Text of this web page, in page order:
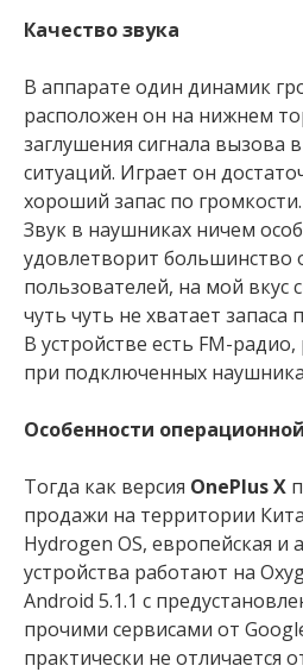
Качество звука
В аппарате один динамик
расположен он на нижнем
заглушения сигнала вызова
ситуаций. Играет он
хороший запас по громкости.
Звук в наушниках ничем
удовлетворит большинство
пользователей, на мой вкус
чуть чуть не хватает запаса
В устройстве есть FM-
при подключенных
Особенности
Тогда как версия OnePlus X
продажи на территории
Hydrogen OS, европейская и
устройства работают на
Android 5.1.1 с
прочими сервисами от
практически не отличается